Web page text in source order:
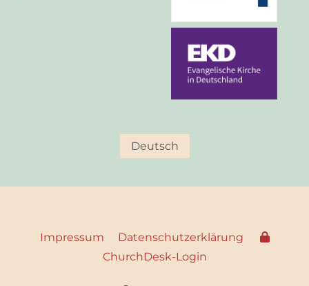
Deutsch
Impressum
Datenschutzerklärung
ChurchDesk-Login